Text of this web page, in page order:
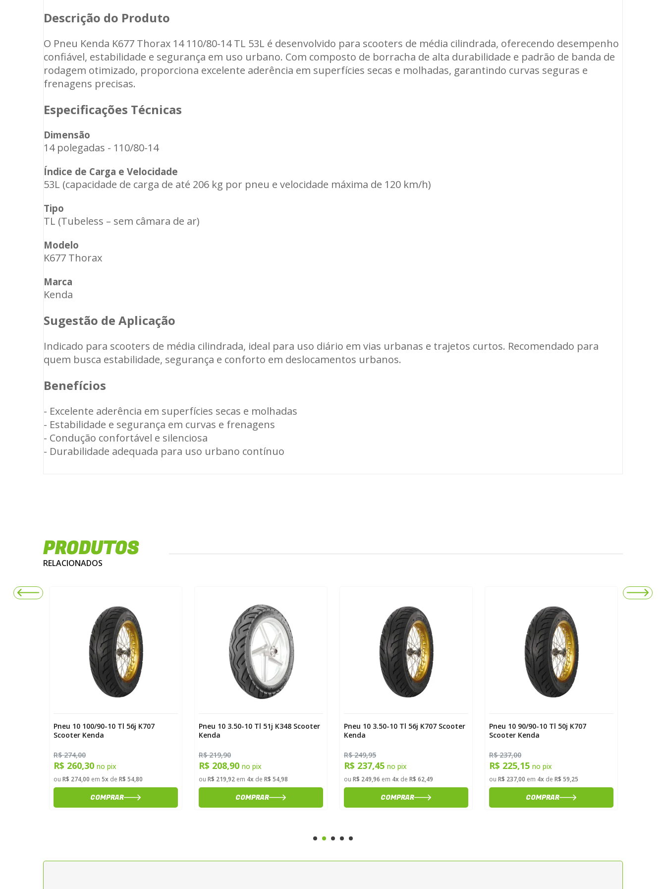
Descrição do Produto
O Pneu Kenda K677 Thorax 14 110/80-14 TL 53L é desenvolvido para scooters de média cilindrada, oferecendo desempenho
confiável, estabilidade e segurança em uso urbano. Com composto de borracha de alta durabilidade e padrão de banda de
rodagem otimizado, proporciona excelente aderência em superfícies secas e molhadas, garantindo curvas seguras e
frenagens precisas.
Especificações Técnicas
Dimensão
14 polegadas - 110/80-14
Índice de Carga e Velocidade
53L (capacidade de carga de até 206 kg por pneu e velocidade máxima de 120 km/h)
Tipo
TL (Tubeless – sem câmara de ar)
Modelo
K677 Thorax
Marca
Kenda
Sugestão de Aplicação
Indicado para scooters de média cilindrada, ideal para uso diário em vias urbanas e trajetos curtos. Recomendado para
quem busca estabilidade, segurança e conforto em deslocamentos urbanos.
Benefícios
- Excelente aderência em superfícies secas e molhadas
- Estabilidade e segurança em curvas e frenagens
- Condução confortável e silenciosa
- Durabilidade adequada para uso urbano contínuo
PRODUTOS
RELACIONADOS
Pneu 10 100/90-10 Tl 56j K707
Scooter Kenda
R$ 274,00
R$ 260,30 no pix
ou R$ 274,00 em 5xde R$ 54,80
COMPRAR
Pneu 10 3.50-10 Tl 51j K348 Scooter
Kenda
R$ 219,90
R$ 208,90 no pix
ou R$ 219,92 em 4xde R$ 54,98
COMPRAR
Pneu 10 3.50-10 Tl 56j K707 Scooter
Kenda
R$ 249,95
R$ 237,45 no pix
ou R$ 249,96 em 4xde R$ 62,49
COMPRAR
Pneu 10 90/90-10 Tl 50j K707
Scooter Kenda
R$ 237,00
R$ 225,15 no pix
ou R$ 237,00 em 4xde R$ 59,25
COMPRAR